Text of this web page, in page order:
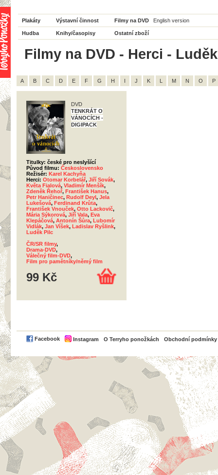
Plakáty Výstavní činnost Filmy na DVD English version
Hudba Knihy/časopisy Ostatní zboží
Filmy na DVD - Herci -
A B C D E F G H I J K L M N O P
DVD
TENKRÁT O
VÁNOCÍCH -
DIGIPACK
Titulky: české pro neslyšící
Původ filmu: Československo
Režisér: Karel Kachyňa
Herci: Otomar Korbelář, Jiří Sovák,
Květa Fialová, Vladimír Menšík,
Zdeněk Řehoř, František Hanus,
Petr Haničinec, Rudolf Deyl, Jela
Lukešová, Ferdinand Krůta,
František Vnouček, Otto Lackovič,
Mária Sýkorová, Jiří Vala, Eva
Klepáčová, Antonín Šůra, Lubomír
Vidlák, Jan Víšek, Ladislav Ryšlink,
Luděk Pilc
ČR/SR filmy,
Drama-DVD,
Válečný film-DVD,
Film pro pamětníky/němý film
99 Kč
Facebook Instagram O Terryho ponožkách Obchodní podmínky
PayPal